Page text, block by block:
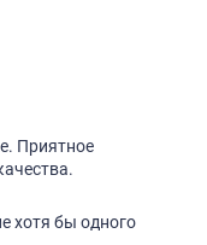
Приятное
хотя бы одного